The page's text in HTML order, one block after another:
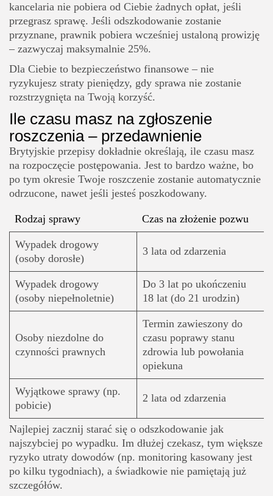
kancelaria nie pobiera od Ciebie żadnych opłat, jeśli
przegrasz sprawę. Jeśli odszkodowanie zostanie
przyznane, prawnik pobiera wcześniej ustaloną prowizję
– zazwyczaj maksymalnie 25%.
Dla Ciebie to bezpieczeństwo finansowe – nie
ryzykujesz straty pieniędzy, gdy sprawa nie zostanie
rozstrzygnięta na Twoją korzyść.
Ile czasu masz na zgłoszenie
roszczenia – przedawnienie
Brytyjskie przepisy dokładnie określają, ile czasu masz
na rozpoczęcie postępowania. Jest to bardzo ważne, bo
po tym okresie Twoje roszczenie zostanie automatycznie
odrzucone, nawet jeśli jesteś poszkodowany.
Rodzaj sprawy Czas na złożenie pozwu
Wypadek drogowy
(osoby dorosłe)
3 lata od zdarzenia
Wypadek drogowy
(osoby niepełnoletnie)
Do 3 lat po ukończeniu
18 lat (do 21 urodzin)
Osoby niezdolne do
czynności prawnych
Termin zawieszony do
czasu poprawy stanu
zdrowia lub powołania
opiekuna
Wyjątkowe sprawy (np.
pobicie)
2 lata od zdarzenia
Najlepiej zacznij starać się o odszkodowanie jak
najszybciej po wypadku. Im dłużej czekasz, tym większe
ryzyko utraty dowodów (np. monitoring kasowany jest
po kilku tygodniach), a świadkowie nie pamiętają już
szczegółów.